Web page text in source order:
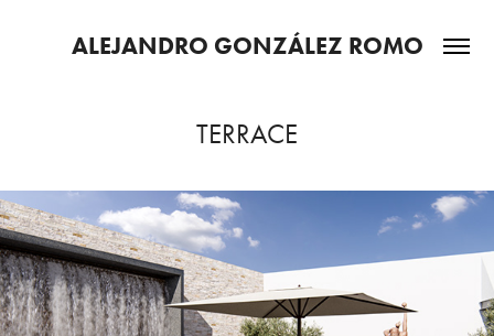
ALEJANDRO GONZÁLEZ ROMO
TERRACE